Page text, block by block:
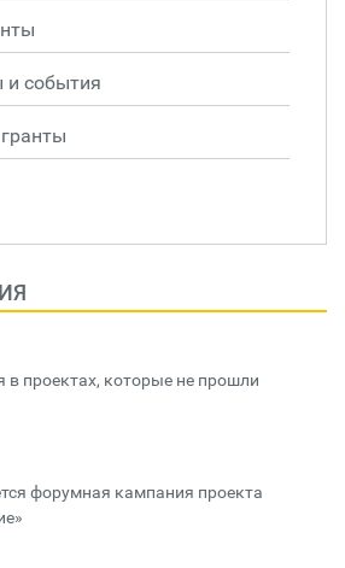
события
проектах, которые не прошли
форумная кампания проекта